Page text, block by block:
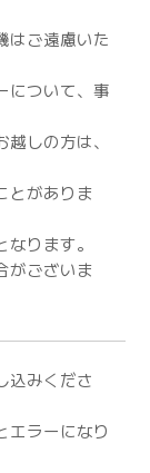
はご遠慮いた
について、事
しの方は、
とがありま
ります。
がございま
込みくださ
エラーになり